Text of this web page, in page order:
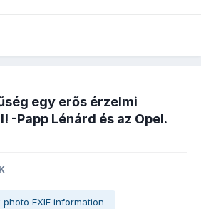
egy erős érzelmi
-Papp Lénárd és az Opel.
photo EXIF information